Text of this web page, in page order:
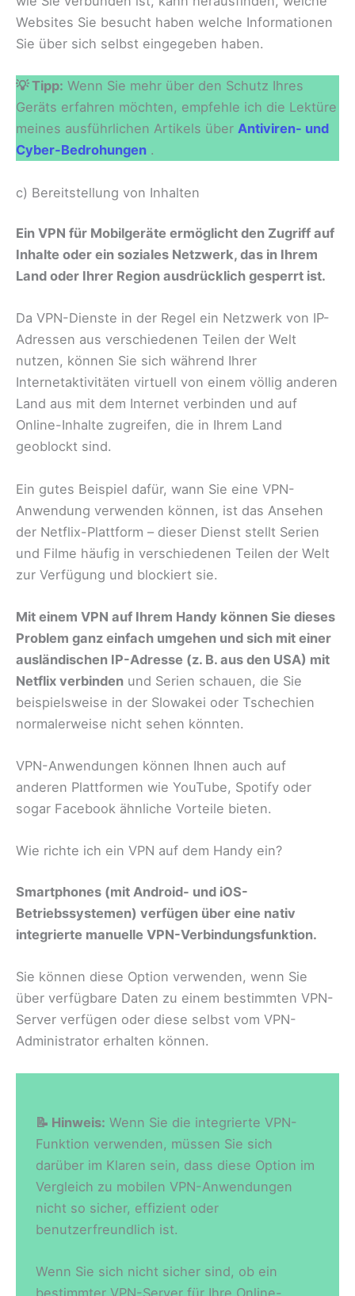
Websites Sie besucht haben welche Informationen
Sie über sich selbst eingegeben haben.
💡 Tipp: Wenn Sie mehr über den Schutz Ihres
Geräts erfahren möchten, empfehle ich die Lektüre
meines ausführlichen Artikels über Antiviren- und
Cyber-Bedrohungen .
c) Bereitstellung von Inhalten
Ein VPN für Mobilgeräte ermöglicht den Zugriff auf
Inhalte oder ein soziales Netzwerk, das in Ihrem
Land oder Ihrer Region ausdrücklich gesperrt ist.
Da VPN-Dienste in der Regel ein Netzwerk von IP-
Adressen aus verschiedenen Teilen der Welt
nutzen, können Sie sich während Ihrer
Internetaktivitäten virtuell von einem völlig anderen
Land aus mit dem Internet verbinden und auf
Online-Inhalte zugreifen, die in Ihrem Land
geoblockt sind.
Ein gutes Beispiel dafür, wann Sie eine VPN-
Anwendung verwenden können, ist das Ansehen
der Netflix-Plattform – dieser Dienst stellt Serien
und Filme häufig in verschiedenen Teilen der Welt
zur Verfügung und blockiert sie.
Mit einem VPN auf Ihrem Handy können Sie dieses
Problem ganz einfach umgehen und sich mit einer
ausländischen IP-Adresse (z. B. aus den USA) mit
Netflix verbinden und Serien schauen, die Sie
beispielsweise in der Slowakei oder Tschechien
normalerweise nicht sehen könnten.
VPN-Anwendungen können Ihnen auch auf
anderen Plattformen wie YouTube, Spotify oder
sogar Facebook ähnliche Vorteile bieten.
Wie richte ich ein VPN auf dem Handy ein?
Smartphones (mit Android- und iOS-
Betriebssystemen) verfügen über eine nativ
integrierte manuelle VPN-Verbindungsfunktion.
Sie können diese Option verwenden, wenn Sie
über verfügbare Daten zu einem bestimmten VPN-
Server verfügen oder diese selbst vom VPN-
Administrator erhalten können.
📝 Hinweis: Wenn Sie die integrierte VPN-
Funktion verwenden, müssen Sie sich
darüber im Klaren sein, dass diese Option im
Vergleich zu mobilen VPN-Anwendungen
nicht so sicher, effizient oder
benutzerfreundlich ist.
Wenn Sie sich nicht sicher sind, ob ein
bestimmter VPN-Server für Ihre Online-